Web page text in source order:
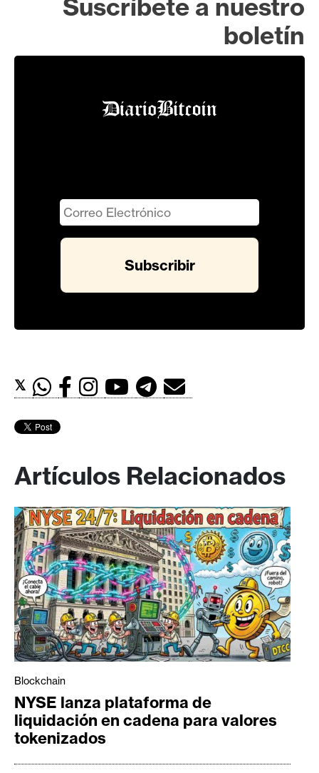
Suscríbete a nuestro
boletín
𝕏
Artículos Relacionados
Blockchain
NYSE lanza plataforma de
liquidación en cadena para valores
tokenizados